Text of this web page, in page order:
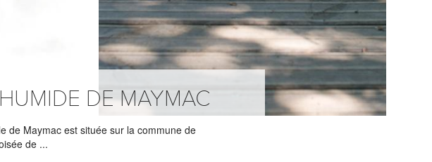
DE MAYMAC
de Maymac est située sur la commune de
de ...